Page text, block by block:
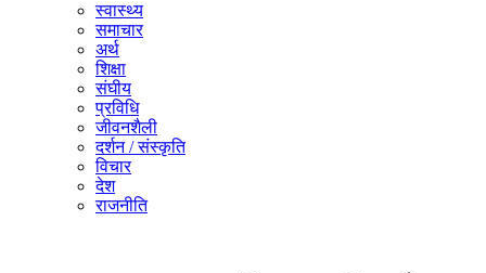
स्वास्थ्य
समाचार
अर्थ
शिक्षा
संघीय
प्रविधि
जीवनशैली
दर्शन / संस्कृति
विचार
देश
राजनीति